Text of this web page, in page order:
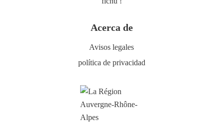
Acerca de
Avisos legales
política de privacidad